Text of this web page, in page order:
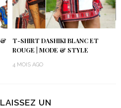
&
T-SHIRT DASHIKI BLANC ET
ROUGE | MODE & STYLE
4 MOIS AGO
UN